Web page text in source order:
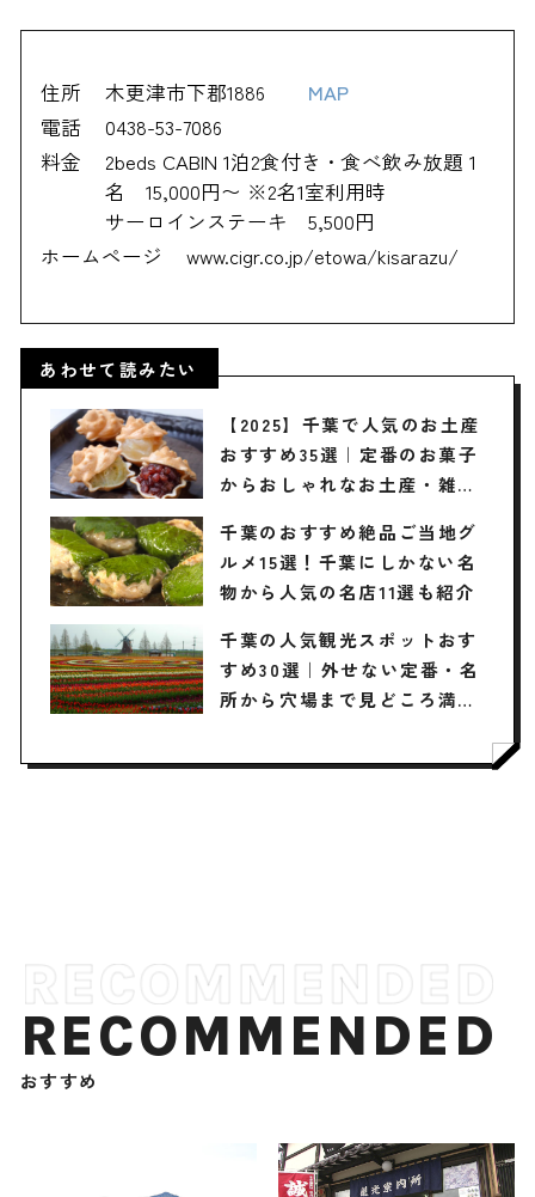
住所 木更津市下郡1886
MAP
電話
0438-53-7086
料金
2beds CABIN 1泊2食付き・食べ飲み放題 1
名 15,000円〜 ※2名1室利用時
サーロインステーキ 5,500円
ホームページ
www.cigr.co.jp/etowa/kisarazu/
あわせて読みたい
【2025】千葉で人気のお土産
おすすめ35選｜定番のお菓子
からおしゃれなお土産・雑貨
千葉のおすすめ絶品ご当地グ
ルメ15選！千葉にしかない名
物から人気の名店11選も紹介
千葉の人気観光スポットおす
すめ30選｜外せない定番・名
所から穴場まで見どころ満載
RECOMMENDED
おすすめ